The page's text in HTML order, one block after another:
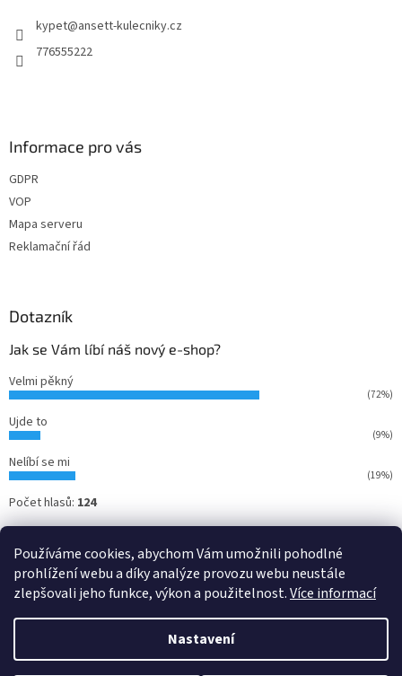
Používáme cookies, abychom Vám umožnili pohodlné
prohlížení webu a díky analýze provozu webu neustále
zlepšovali jeho funkce, výkon a použitelnost.Více informací
Nastavení
kypet@ansett-kulecniky.cz
776555222
Informace pro vás
GDPR
VOP
Mapa serveru
Reklamační řád
Dotazník
Jak se Vám líbí náš nový e-shop?
Velmi pěkný
(72%)
Ujde to
(9%)
Nelíbí se mi
(19%)
Počet hlasů: 124
Vytvořil Shoptet